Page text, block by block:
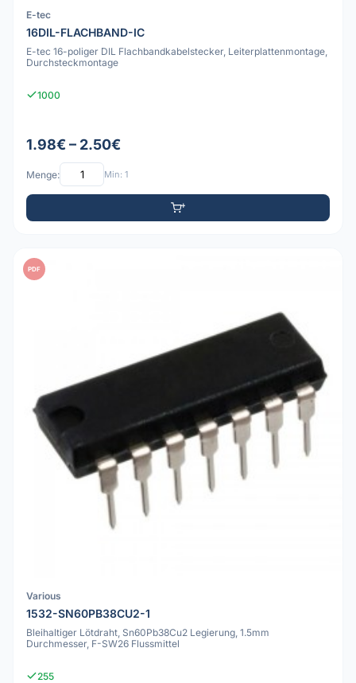
E-tec
16DIL-FLACHBAND-IC
E-tec 16-poliger DIL Flachbandkabelstecker, Leiterplattenmontage,
Durchsteckmontage
1000
1.98€ – 2.50€
Menge: Min: 1
PDF
Various
1532-SN60PB38CU2-1
Bleihaltiger Lötdraht, Sn60Pb38Cu2 Legierung, 1.5mm
Durchmesser, F-SW26 Flussmittel
255